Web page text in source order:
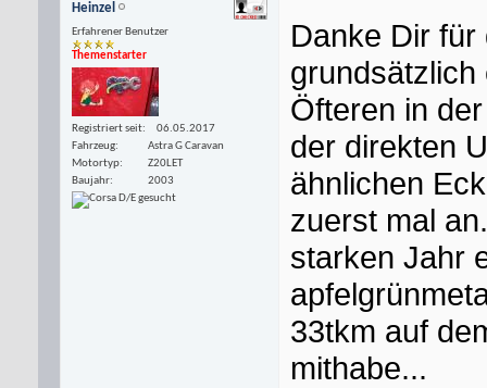
Heinzel
Erfahrener Benutzer
Themenstarter
Registriert seit
06.05.2017
Fahrzeug
Astra G Caravan
Motortyp
Z20LET
Baujahr
2003
Danke Dir für
grundsätzlich
Öfteren in
der direkten
ähnlichen
zuerst mal
starken Jahr
33tkm auf
mithabe...